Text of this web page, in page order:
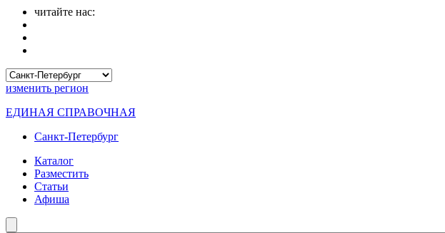
читайте нас:
изменить регион
ЕДИНАЯ СПРАВОЧНАЯ
Санкт-Петербург
Каталог
Разместить
Статьи
Афиша